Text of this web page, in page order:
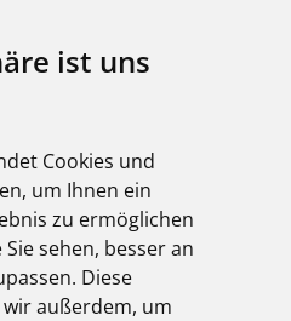
ist uns
Cookies und
um Ihnen ein
zu ermöglichen
sehen, besser an
Diese
außerdem, um
Termine vor!
Online-Shop